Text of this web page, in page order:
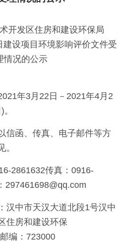
开发区住房和建设环保局
建设项目环境影响评价文件受
情况的公示
年3月22日－2021年4月2
信函、传真、电子邮件等方
。
2861632传真：0916-
297461698@qq.com
汉中市天汉大道北段1号汉中
住房和建设环保
723000